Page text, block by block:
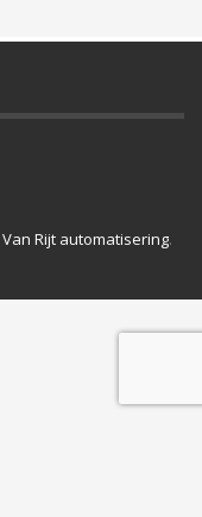
Van Rijt automatisering.